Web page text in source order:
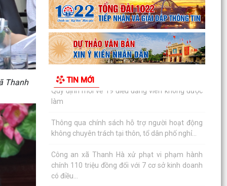
Thanh
TIN MỚI
làm
Thông qua chính sách hỗ trợ người hoạt động
không chuyên trách tại thôn, tổ dân phố nghỉ...
Công an xã Thanh Hà xử phạt vi phạm hành
có điều...
Hội nghị toàn quốc nghiên cứu, học tập, quán
lần...
sách xã hội xã Thanh Hà họp phiên thường kỳ
Quý II...